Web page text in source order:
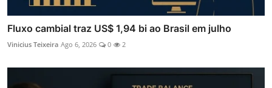
Fluxo cambial traz US$ 1,94 bi ao Brasil em julho
Vinicius Teixeira Ago 6, 2026 0 2